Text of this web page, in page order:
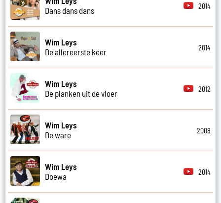
Dans dans dans
2014
Wim Leys
De allereerste keer
2014
Wim Leys
De planken uit de vloer
2012
Wim Leys
De ware
2008
Wim Leys
Doewa
2014